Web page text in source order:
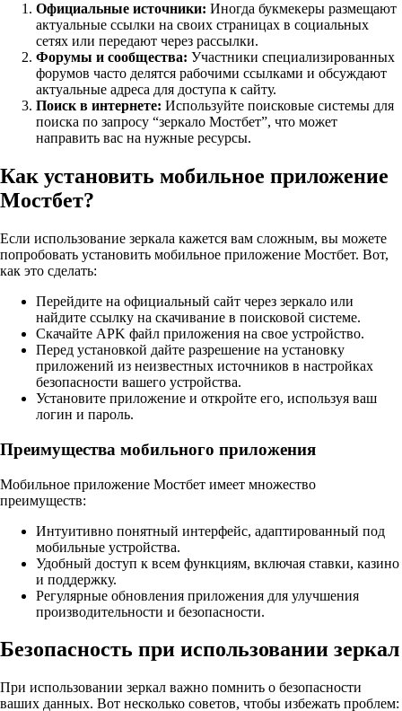
Официальные источники: Иногда букмекеры размещают
актуальные ссылки на своих страницах в социальных
сетях или передают через рассылки.
Форумы и сообщества: Участники специализированных
форумов часто делятся рабочими ссылками и обсуждают
актуальные адреса для доступа к сайту.
Поиск в интернете: Используйте поисковые системы для
поиска по запросу “зеркало Мостбет”, что может
направить вас на нужные ресурсы.
Как установить мобильное приложение
Мостбет?
Если использование зеркала кажется вам сложным, вы можете
попробовать установить мобильное приложение Мостбет. Вот,
как это сделать:
Перейдите на официальный сайт через зеркало или
найдите ссылку на скачивание в поисковой системе.
Скачайте APK файл приложения на свое устройство.
Перед установкой дайте разрешение на установку
приложений из неизвестных источников в настройках
безопасности вашего устройства.
Установите приложение и откройте его, используя ваш
логин и пароль.
Преимущества мобильного приложения
Мобильное приложение Мостбет имеет множество
преимуществ:
Интуитивно понятный интерфейс, адаптированный под
мобильные устройства.
Удобный доступ к всем функциям, включая ставки, казино
и поддержку.
Регулярные обновления приложения для улучшения
производительности и безопасности.
Безопасность при использовании зеркал
При использовании зеркал важно помнить о безопасности
ваших данных. Вот несколько советов, чтобы избежать проблем: